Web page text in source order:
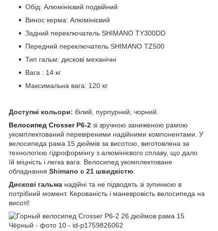
Обід: Алюмінієвий подвійний
Винос керма: Алюмінієвий
Задний переключатель SHIMANO TY300DD
Передний переключатель SHIMANO TZ500
Тип гальм: дискові механічні
Вага : 14 кг
Максимальна вага: 120 кг.
Доступні кольори: білий, пурпурний, чорний.
Велосипед CrosserP6-2 зі зручною заниженою рамою
укомплектований перевіреними надійними компонентами. У
велосипеда рама 15 дюймів за висотою, виготовлена за
технологією гідроформінгу з алюмінієвого сплаву, що дало
їй міцність і легка вага. Велосипед укомплектоване
обладнання Shimano с 21 швидкістю
Дискові гальма надійні та не підводять зі зупинкою в
потрібний момент. Керованість і маневровість велосипеда на
висоті!